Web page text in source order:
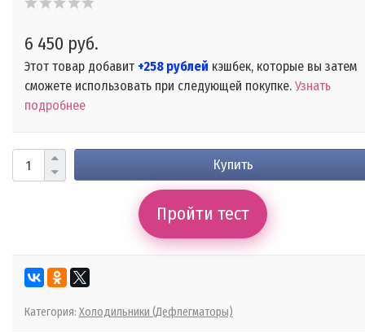
6 450 руб.
Этот товар добавит +258 рублей кэшбек, которые вы затем
сможете использовать при следующей покупке. Узнать
подробнее
Купить
Пройти тест
Категория: Холодильники (Дефлегматоры)